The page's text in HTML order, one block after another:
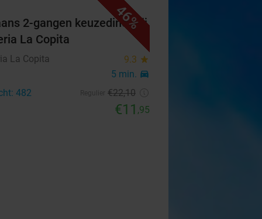
46%
2-gangen keuzediner bij
La Copita
La Copita 9.3 star
5 min. directions_car
482 €22,10
€11 ,95